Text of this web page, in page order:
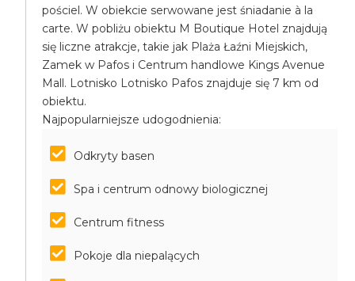
pościel. W obiekcie serwowane jest śniadanie à la
carte. W pobliżu obiektu M Boutique Hotel znajdują
się liczne atrakcje, takie jak Plaża Łaźni Miejskich,
Zamek w Pafos i Centrum handlowe Kings Avenue
Mall. Lotnisko Lotnisko Pafos znajduje się 7 km od
obiektu.
Najpopularniejsze udogodnienia:
Odkryty basen
Spa i centrum odnowy biologicznej
Centrum fitness
Pokoje dla niepalących